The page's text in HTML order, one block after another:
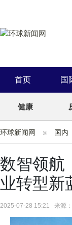
首页 国
健康
环球新闻网 国内
数智领航
业转型新
2025-07-28 15:21 来源：